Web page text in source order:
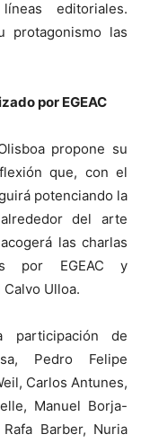
editoriales.
protagonismo las
por EGEAC
propone su
que, con el
potenciando la
del arte
las charlas
por EGEAC y
Ulloa.
participación de
Pedro Felipe
Carlos Antunes,
Manuel Borja-
Barber, Nuria